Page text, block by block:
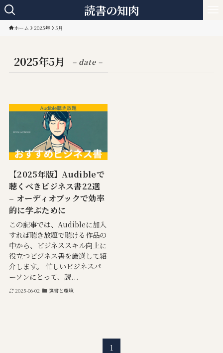
読書の知肉
ホーム 2025年 5月
2025年5月 – date –
【2025年版】Audibleで
聴くべきビジネス書22選
– オーディオブックで効率
的に学ぶために
この記事では、Audibleに加入
すれば聴き放題で聴ける作品の
中から、ビジネススキル向上に
役立つビジネス書を厳選して紹
介します。 忙しいビジネスパ
ーソンにとって、読...
2025-06-02 選書と環境
1